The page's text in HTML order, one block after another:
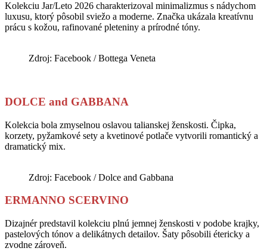
Kolekciu Jar/Leto 2026 charakterizoval minimalizmus s nádychom
luxusu, ktorý pôsobil sviežo a moderne. Značka ukázala kreatívnu
prácu s kožou, rafinované pleteniny a prírodné tóny.
Zdroj: Facebook / Bottega Veneta
DOLCE and GABBANA
Kolekcia bola zmyselnou oslavou talianskej ženskosti. Čipka,
korzety, pyžamkové sety a kvetinové potlače vytvorili romantický a
dramatický mix.
Zdroj: Facebook / Dolce and Gabbana
ERMANNO SCERVINO
Dizajnér predstavil kolekciu plnú jemnej ženskosti v podobe krajky,
pastelových tónov a delikátnych detailov. Šaty pôsobili étericky a
zvodne zároveň.